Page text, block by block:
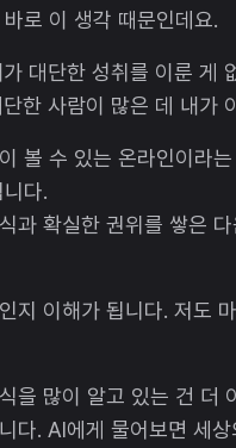
로 이 생각 때문인데요.
대단한 성취를 이룬 게
한 사람이 많은 데 내가
볼 수 있는 온라인이라
다.
과 확실한 권위를 쌓은
지 이해가 됩니다. 저도
을 많이 알고 있는 건 더
다. AI에게 물어보면 세